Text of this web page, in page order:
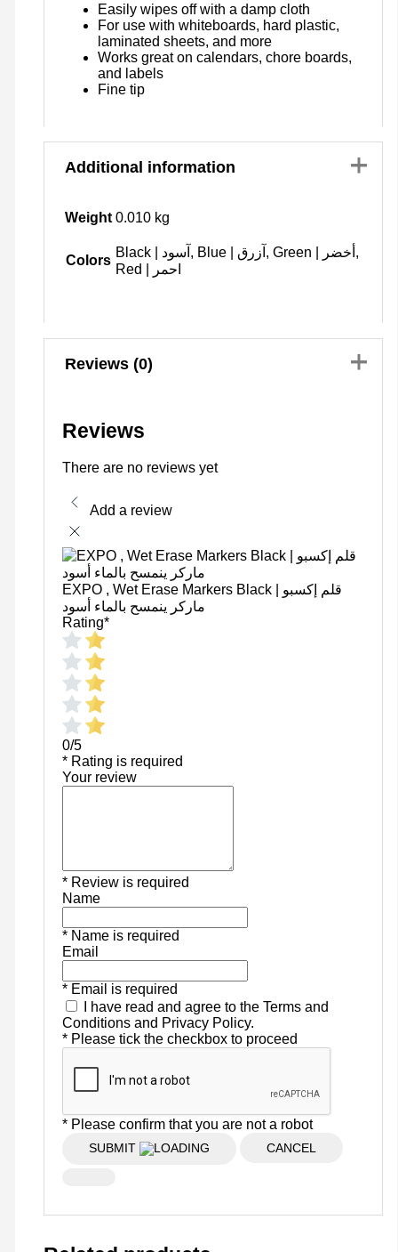
Easily wipes off with a damp cloth
For use with whiteboards, hard plastic,
laminated sheets, and more
Works great on calendars, chore boards,
and labels
Fine tip
Additional information
Weight 0.010 kg
Colors
Black | آسود, Blue | آزرق, Green | أخضر,
Red | احمر
Reviews (0)
Reviews
There are no reviews yet
Add a review
EXPO , Wet Erase Markers Black | قلم إكسبو
ماركر ينمسح بالماء أسود
Rating*
0/5
* Rating is required
Your review
* Review is required
Name
* Name is required
Email
* Email is required
I have read and agree to the Terms and
Conditions and Privacy Policy.
* Please tick the checkbox to proceed
* Please confirm that you are not a robot
SUBMIT CANCEL